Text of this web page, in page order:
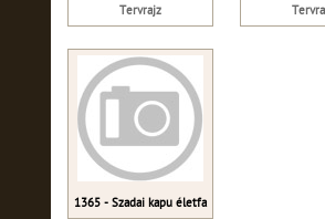
Tervrajz
1365 - Szadai kapu életfa